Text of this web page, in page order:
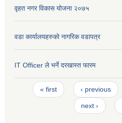
वृहत नगर विकास योजना २०७५
वडा कार्यालयहरुको नागरिक वडापत्र
IT Officer ले भर्ने दरखास्त फारम
Pages
« first ‹ previous
next ›